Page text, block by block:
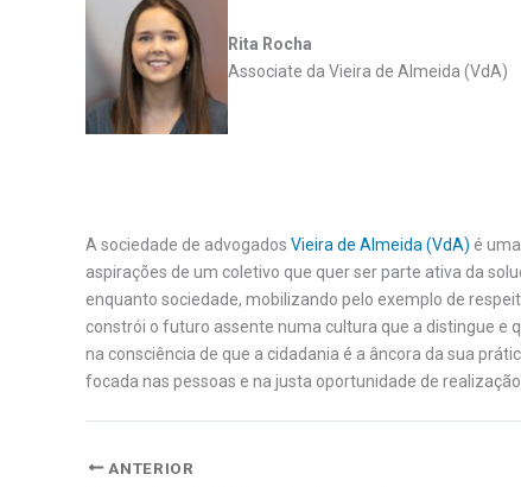
Rita Rocha
Associate da Vieira de Almeida (VdA)
A sociedade de advogados Vieira de Almeida (VdA) é
aspirações de um coletivo que quer ser parte ativa da
enquanto sociedade, mobilizando pelo exemplo de
constrói o futuro assente numa cultura que a distingue e
na consciência de que a cidadania é a âncora da sua
focada nas pessoas e na justa oportunidade de realização
ANTERIOR